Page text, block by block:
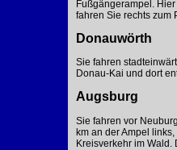
Fußgängerampel.
fahren Sie rechts zum
Donauwörth
Sie fahren
Donau-Kai und dort
Augsburg
Sie fahren vor
km an der Ampel
Kreisverkehr im Wald.